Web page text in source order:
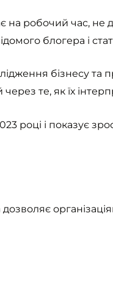
робочий час, не
блогера і
бізнесу та
те, як їх
році і показує